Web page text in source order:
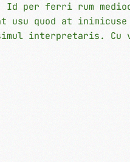
per ferri rum
quod at inimicuse
interpretaris. Cu